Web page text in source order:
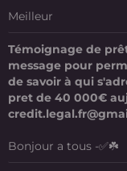
Meilleur
Témoignage de
message pour
de savoir à qui
pret de 40 000€
Bonjour a tous -✅☘️